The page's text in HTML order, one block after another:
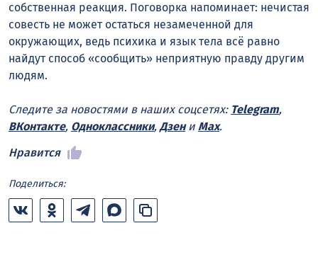
собственная реакция. Поговорка напоминает: нечистая
совесть не может остаться незамеченной для
окружающих, ведь психика и язык тела всё равно
найдут способ «сообщить» неприятную правду другим
людям.
Следите за новостями в наших соцсетях: Telegram,
ВКонтакте, Одноклассники, Дзени Max.
Нравится
Поделиться: